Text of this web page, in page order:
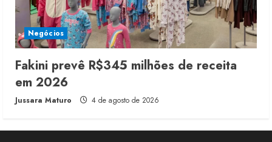
Negócios
Fakini prevê R$345 milhões de receita
em 2026
Jussara Maturo 4 de agosto de 2026